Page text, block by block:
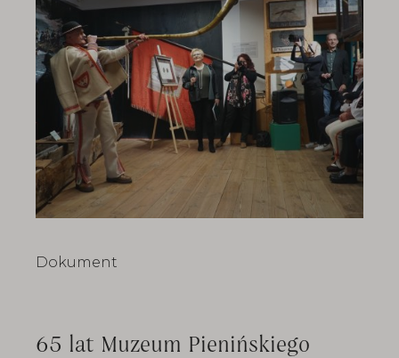
Dokument
65 lat Muzeum Pienińskiego